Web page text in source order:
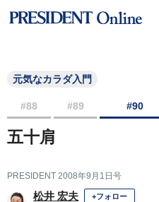
元気なカラダ入門
#88 #89 #90
五十肩
PRESIDENT 2008年9月1日号
松井 宏夫 +フォロー